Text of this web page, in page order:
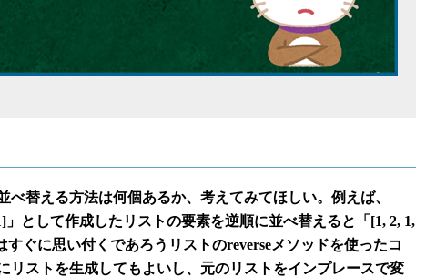
べ替える方法は何個あるか、考えてみてほしい。例えば、
1]」として作成したリストの要素を逆順に並べ替えると「[1, 2, 1,
すぐに思い付くであろうリストのreverseメソッドを使ったコ
リストを生成してもよいし、元のリストをインプレースで変